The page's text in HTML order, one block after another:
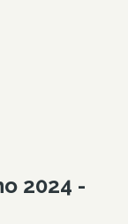
2024 -